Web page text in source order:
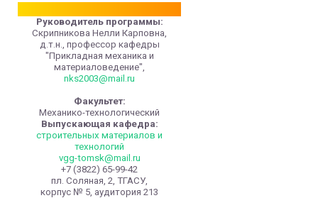
Руководитель программы:
Скрипникова Нелли Карповна,
д.т.н., профессор кафедры
"Прикладная механика и
материаловедение",
nks2003@mail.ru
Факультет:
Механико-технологический
Выпускающая кафедра:
строительных материалов и
технологий
vgg-tomsk@mail.ru
+7 (3822) 65-99-42
пл. Соляная, 2, ТГАСУ,
корпус № 5, аудитория 213